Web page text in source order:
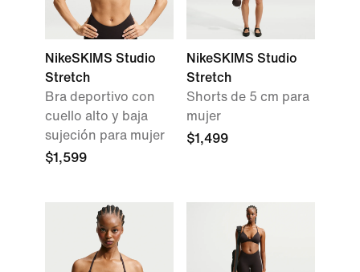
NikeSKIMS Studio
Stretch
Bra deportivo con
cuello alto y baja
sujeción para mujer
$1,599
NikeSKIMS Studio
Stretch
Shorts de 5 cm para
mujer
$1,499